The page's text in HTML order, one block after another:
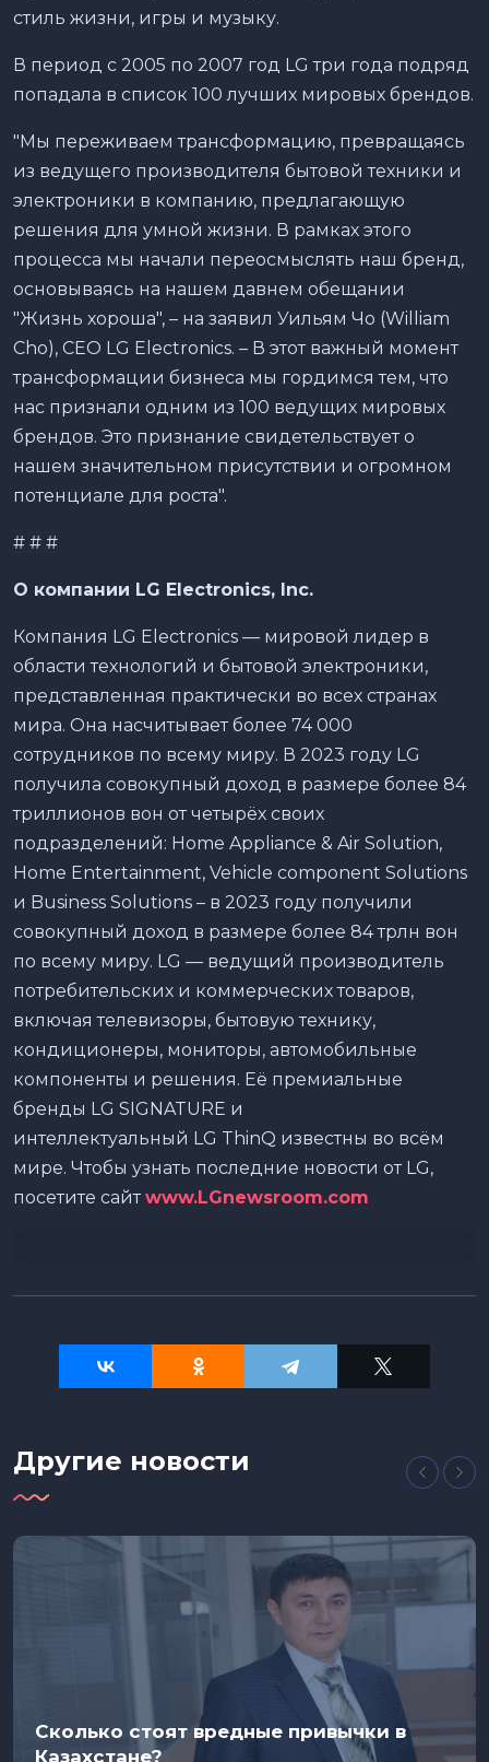
стиль жизни, игры и музыку.
В период с 2005 по 2007 год LG три года подряд
попадала в список 100 лучших мировых брендов.
"Мы переживаем трансформацию, превращаясь
из ведущего производителя бытовой техники и
электроники в компанию, предлагающую
решения для умной жизни. В рамках этого
процесса мы начали переосмыслять наш бренд,
основываясь на нашем давнем обещании
"Жизнь хороша", – на заявил Уильям Чо (William
Cho), CEO LG Electronics. – В этот важный момент
трансформации бизнеса мы гордимся тем, что
нас признали одним из 100 ведущих мировых
брендов. Это признание свидетельствует о
нашем значительном присутствии и огромном
потенциале для роста".
# # #
О компании LG Electronics, Inc.
Компания LG Electronics — мировой лидер в
области технологий и бытовой электроники,
представленная практически во всех странах
мира. Она насчитывает более 74 000
сотрудников по всему миру. В 2023 году LG
получила совокупный доход в размере более 84
триллионов вон от четырёх своих
подразделений: Home Appliance & Air Solution,
Home Entertainment, Vehicle component Solutions
и Business Solutions – в 2023 году получили
совокупный доход в размере более 84 трлн вон
по всему миру. LG — ведущий производитель
потребительских и коммерческих товаров,
включая телевизоры, бытовую технику,
кондиционеры, мониторы, автомобильные
компоненты и решения. Её премиальные
бренды LG SIGNATURE и
интеллектуальный LG ThinQ известны во всём
мире. Чтобы узнать последние новости от LG,
посетите сайтwww.LGnewsroom.com
Другие новости
Сколько стоят вредные привычки в
Казахстане?